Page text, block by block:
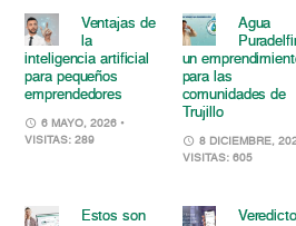
Ventajas de
la
inteligencia artificial
para pequeños
emprendedores
6 MAYO, 2026 •
VISITAS: 289
Agua
un
para las
comunidades de
Trujillo
8 DICIEMBRE,
VISITAS: 605
Estos son
Veredicto